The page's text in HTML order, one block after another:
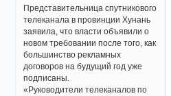
Представительница спутникового
телеканала в провинции Хунань
заявила, что власти объявили о
новом требовании после того, как
большинство рекламных
договоров на будущий год уже
подписаны.
«Руководители телеканалов по